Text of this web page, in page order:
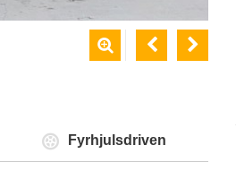
  
 Fyrhjulsdriven